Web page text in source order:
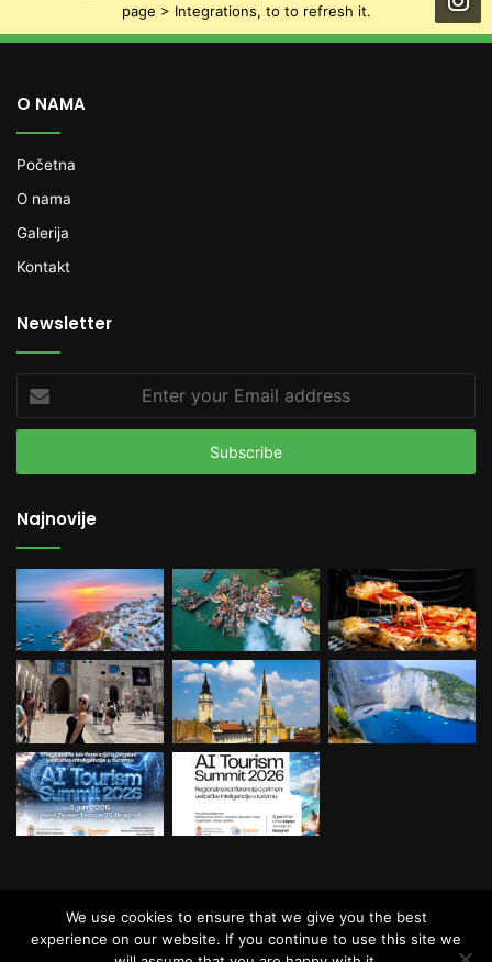
page > Integrations, to to refresh it.
O NAMA
Početna
O nama
Galerija
Kontakt
Newsletter
your
Email
Najnovije
© Copyright Balkan Travel, All Rights
Reserved.
We use cookies to ensure that we give you the best
experience on our website. If you continue to use this site we